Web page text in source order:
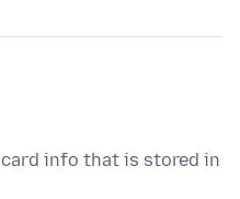
info that is stored in